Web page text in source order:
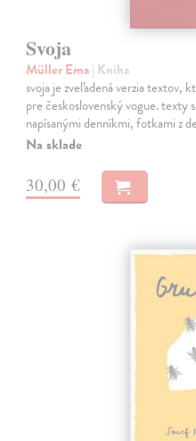
Svoja
Müller Ema| Kniha
svoja je zveľadená verzia textov,
pre československý vogue. texty
napísanými denníkmi, fotkami z
Na sklade
30,00 €